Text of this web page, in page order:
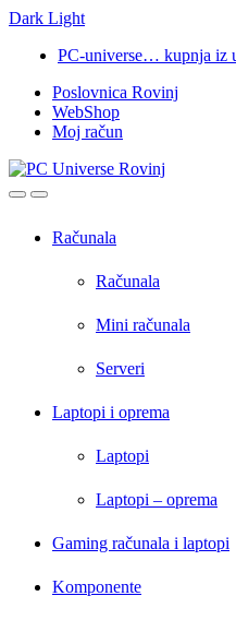
Dark Light
navigation
content
PC-universe… kupnja iz
Poslovnica Rovinj
WebShop
Moj račun
OpenClose
Računala
Računala
Mini računala
Serveri
Laptopi i oprema
Laptopi
Laptopi – oprema
Gaming računala i laptopi
Komponente